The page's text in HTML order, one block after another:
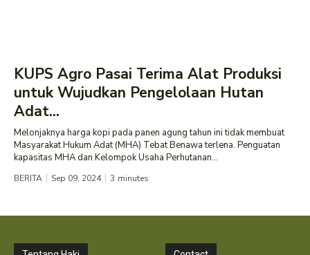
KUPS Agro Pasai Terima Alat Produksi
untuk Wujudkan Pengelolaan Hutan
Adat...
Melonjaknya harga kopi pada panen agung tahun ini tidak membuat
Masyarakat Hukum Adat (MHA) Tebat Benawa terlena. Penguatan
kapasitas MHA dan Kelompok Usaha Perhutanan...
BERITA Sep 09, 2024 3 minutes